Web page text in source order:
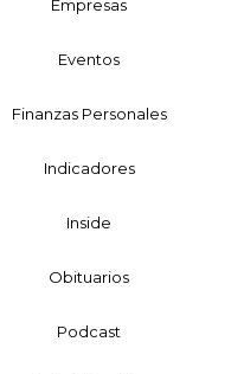
Empresas
Eventos
Finanzas Personales
Indicadores
Inside
Obituarios
Podcast